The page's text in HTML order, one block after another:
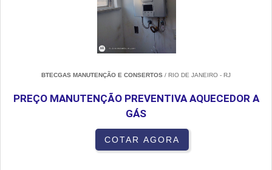
BTECGAS MANUTENÇÃO E CONSERTOS / RIO DE JANEIRO - RJ
PREÇO MANUTENÇÃO PREVENTIVA AQUECEDOR A
GÁS
COTAR AGORA